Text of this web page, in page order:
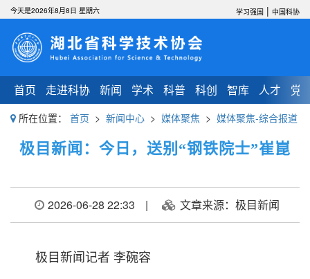
首页 走进科协 新闻 学术 科普 科创 智库 人才 党
今天是2026年8月8日 星期六 学习强国 | 中国科协
所在位置： 首页 > 新闻中心 > 媒体聚焦 > 媒体聚焦-综合报道
极目新闻：今日，送别“钢铁院士”崔崑
2026-06-28 22:33 | 文章来源：极目新闻
极目新闻记者 李碗容